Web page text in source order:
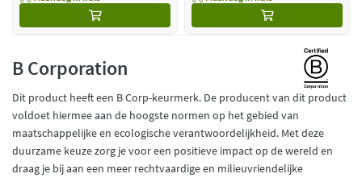
B Corporation
Dit product heeft een B Corp-keurmerk. De producent van dit product
voldoet hiermee aan de hoogste normen op het gebied van
maatschappelijke en ecologische verantwoordelijkheid. Met deze
duurzame keuze zorg je voor een positieve impact op de wereld en
draag je bij aan een meer rechtvaardige en milieuvriendelijke